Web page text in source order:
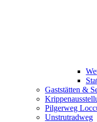
Gaststätten &
Pilgerweg
Unstrutradweg